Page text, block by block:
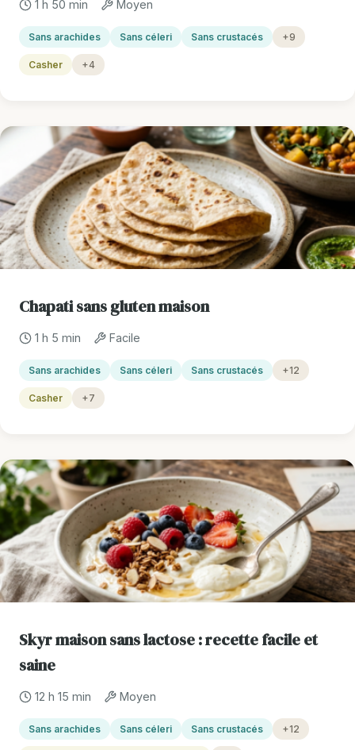
1 h 50 min Moyen
Sans arachides Sans céleri Sans crustacés +9
Casher +4
Chapati sans gluten maison
1 h 5 min Facile
Sans arachides Sans céleri Sans crustacés +12
Casher +7
Skyr maison sans lactose : recette facile et
saine
12 h 15 min Moyen
Sans arachides Sans céleri Sans crustacés +12